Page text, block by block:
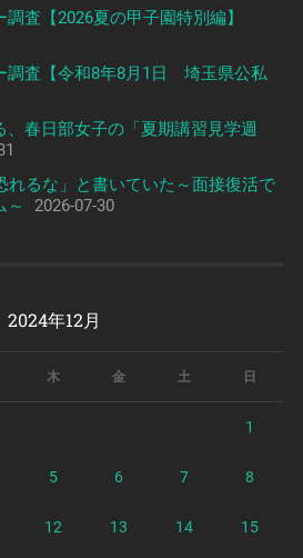
査【2026夏の甲子園特別編】
調査【令和8年8月1日 埼玉県公私
、春日部女子の「夏期講習見学週
れるな」と書いていた～面接復活で
～
2026-07-30
2024年12月
木 金 土 日
1
5 6 7 8
12 13 14 15